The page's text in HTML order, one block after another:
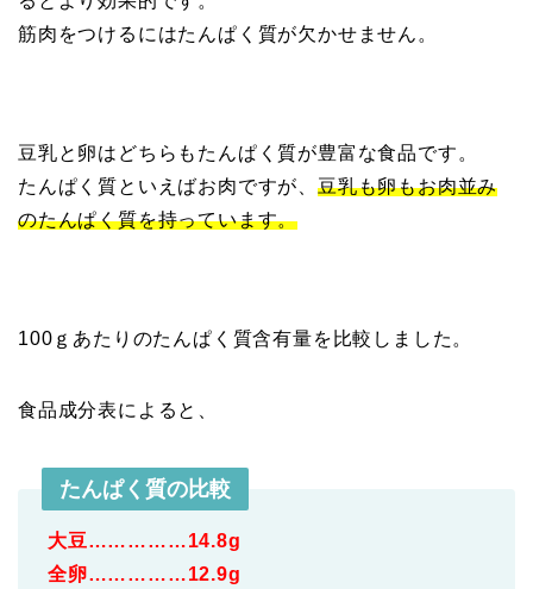
筋肉をつけるにはたんぱく質が欠かせません。
豆乳と卵はどちらもたんぱく質が豊富な食品です。
たんぱく質といえばお肉ですが、 豆乳も卵もお肉並み
のたんぱく質を持っています。
100ｇあたりのたんぱく質含有量を比較しました。
食品成分表によると、
たんぱく質の比較
大豆……………14.8g
全卵……………12.9g